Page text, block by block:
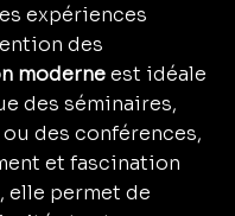
expériences
des
moderne est idéale
des séminaires,
des conférences,
et fascination
elle permet de